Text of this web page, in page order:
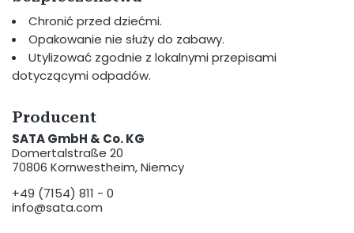
Chronić przed dziećmi.
Opakowanie nie służy do zabawy.
Utylizować zgodnie z lokalnymi przepisami
dotyczącymi odpadów.
Producent
SATA GmbH & Co. KG
Domertalstraße 20
70806 Kornwestheim, Niemcy
+49 (7154) 811 - 0
info@sata.com